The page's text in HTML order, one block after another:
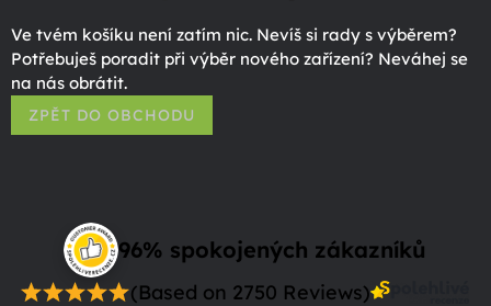
Ve tvém košíku není zatím nic. Nevíš si rady s výběrem?
Potřebuješ poradit při výběr nového zařízení? Neváhej se
na nás obrátit.
ZPĚT DO OBCHODU
96% spokojených zákazníků
(Based on 2750 Reviews)